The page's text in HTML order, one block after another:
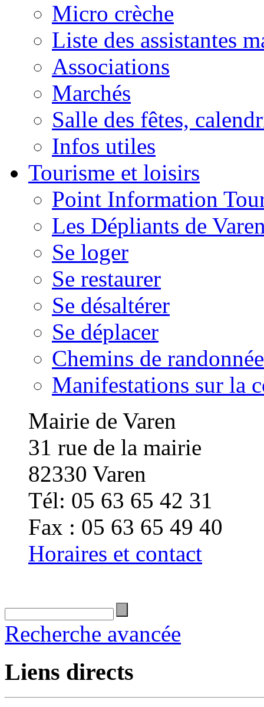
Micro crèche
Liste des assistantes
Associations
Marchés
Salle des fêtes,
Infos utiles
Tourisme et loisirs
Point Information
Les Dépliants de
Se loger
Se restaurer
Se désaltérer
Se déplacer
Chemins de randonnée
Manifestations sur la
Mairie de Varen
31 rue de la mairie
82330 Varen
Tél: 05 63 65 42 31
Fax : 05 63 65 49 40
Horaires et contact
Recherche avancée
Liens directs